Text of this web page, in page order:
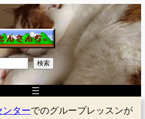
検索
ンターでのグループレッスンが